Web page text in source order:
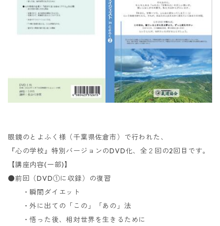
眼鏡のとよふく様（千葉県佐倉市）で行われた、
『心の学校』特別バージョンのDVD化、全２回の2回目です。
【講座内容(一部)】
●前回（DVD①に収録）の復習
・瞬間ダイエット
・外に出ての「この」「あの」法
・悟った後、相対世界を生きるために